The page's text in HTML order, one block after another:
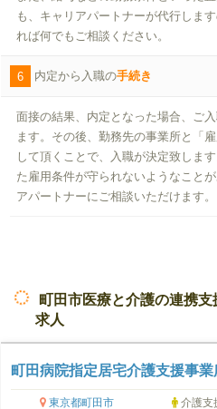
も、キャリアパートナーが代行しま
れば何でもご相談ください。
6 内定から入職の手続き
面接の結果、内定となった場合、ご
ます。その後、勤務先の事業所と「
して頂くことで、入職が決定致しま
た雇用条件が守られないようなこと
アパートナーにご相談いただけます。
町田市医療と介護の連携支
求人
町田病院指定居宅介護支援事業
東京都町田市 介護支